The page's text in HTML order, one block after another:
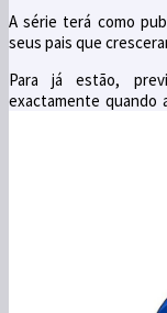
A série terá como
seus pais que
Para já estão,
exactamente quando